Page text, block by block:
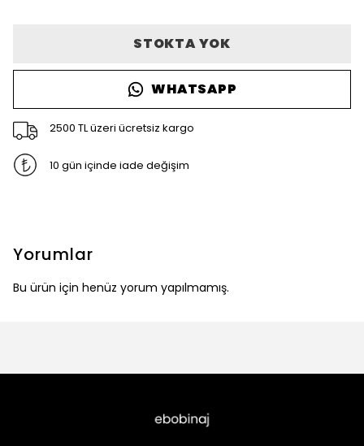
STOKTA YOK
WHATSAPP
2500 TL üzeri ücretsiz kargo
10 gün içinde iade değişim
Yorumlar
Bu ürün için henüz yorum yapılmamış.